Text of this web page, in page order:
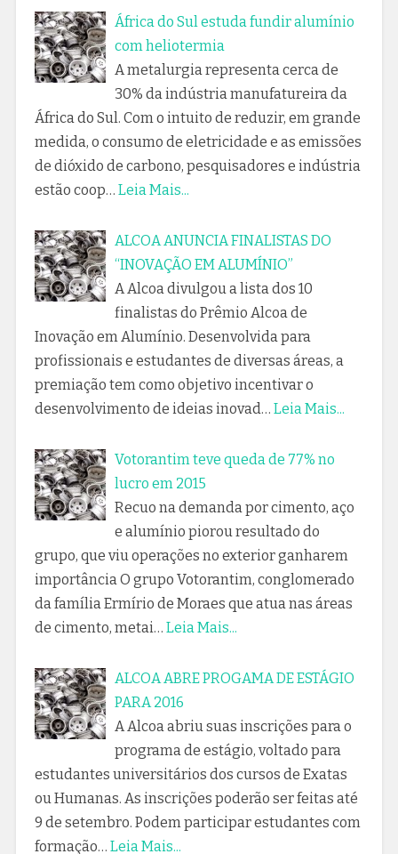
África do Sul estuda fundir alumínio
com heliotermia
A metalurgia representa cerca de
30% da indústria manufatureira da
África do Sul. Com o intuito de reduzir, em grande
medida, o consumo de eletricidade e as emissões
de dióxido de carbono, pesquisadores e indústria
estão coop… Leia Mais...
ALCOA ANUNCIA FINALISTAS DO
“INOVAÇÃO EM ALUMÍNIO”
A Alcoa divulgou a lista dos 10
finalistas do Prêmio Alcoa de
Inovação em Alumínio. Desenvolvida para
profissionais e estudantes de diversas áreas, a
premiação tem como objetivo incentivar o
desenvolvimento de ideias inovad… Leia Mais...
Votorantim teve queda de 77% no
lucro em 2015
Recuo na demanda por cimento, aço
e alumínio piorou resultado do
grupo, que viu operações no exterior ganharem
importância O grupo Votorantim, conglomerado
da família Ermírio de Moraes que atua nas áreas
de cimento, metai… Leia Mais...
ALCOA ABRE PROGAMA DE ESTÁGIO
PARA 2016
A Alcoa abriu suas inscrições para o
programa de estágio, voltado para
estudantes universitários dos cursos de Exatas
ou Humanas. As inscrições poderão ser feitas até
9 de setembro. Podem participar estudantes com
formação… Leia Mais...